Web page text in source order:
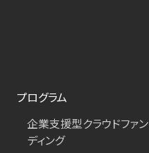
プログラム
企業支援型クラウドファン
ディング